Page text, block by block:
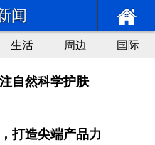
闻
生活 周边 国际
自然科学护肤
打造尖端产品力